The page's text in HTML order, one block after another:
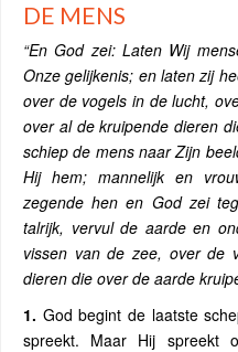
DE MENS
“En God zei: Laten Wij
Onze gelijkenis; en laten zij
over de vogels in de lucht,
over al de kruipende dieren
schiep de mens naar Zijn
Hij hem; mannelijk en
zegende hen en God zei
talrijk, vervul de aarde en
vissen van de zee, over de
dieren die over de aarde
1. God begint de laatste
spreekt. Maar Hij spreekt